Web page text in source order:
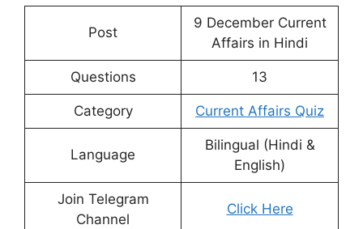
Post
9 December Current
Affairs in Hindi
Questions 13
Category Current Affairs Quiz
Language
Bilingual (Hindi &
English)
Join Telegram
Channel
Click Here